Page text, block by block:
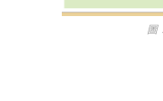
圖：